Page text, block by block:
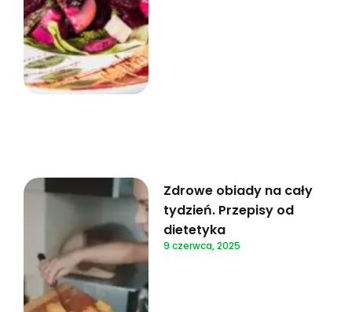
Zdrowe obiady na cały
tydzień. Przepisy od
dietetyka
9 czerwca, 2025